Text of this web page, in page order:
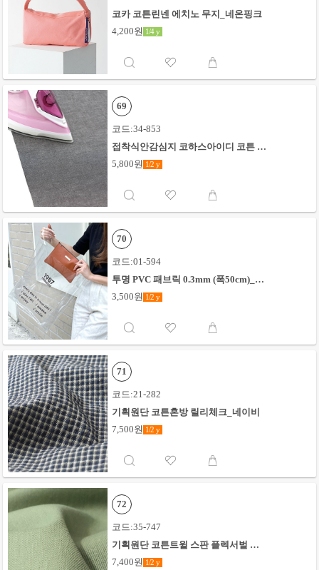
코카 코튼린넨 에치노 무지_네온핑크
4,200원 1/4 y
69
코드:34-853
접착식안감심지 코하스아이디 코튼 샴
5,800원 1/2 y
70
코드:01-594
투명 PVC 패브릭 0.3mm (폭50cm)_투
3,500원 1/2 y
71
코드:21-282
기획원단 코튼혼방 릴리체크_네이비
7,500원 1/2 y
72
코드:35-747
기획원단 코튼트윌 스판 플렉서벌 무
7,400원 1/2 y